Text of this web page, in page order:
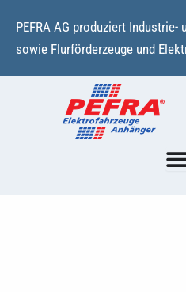
Inhalt
springen
PEFRA AG produziert Industrie-
sowie Flurförderzeuge und